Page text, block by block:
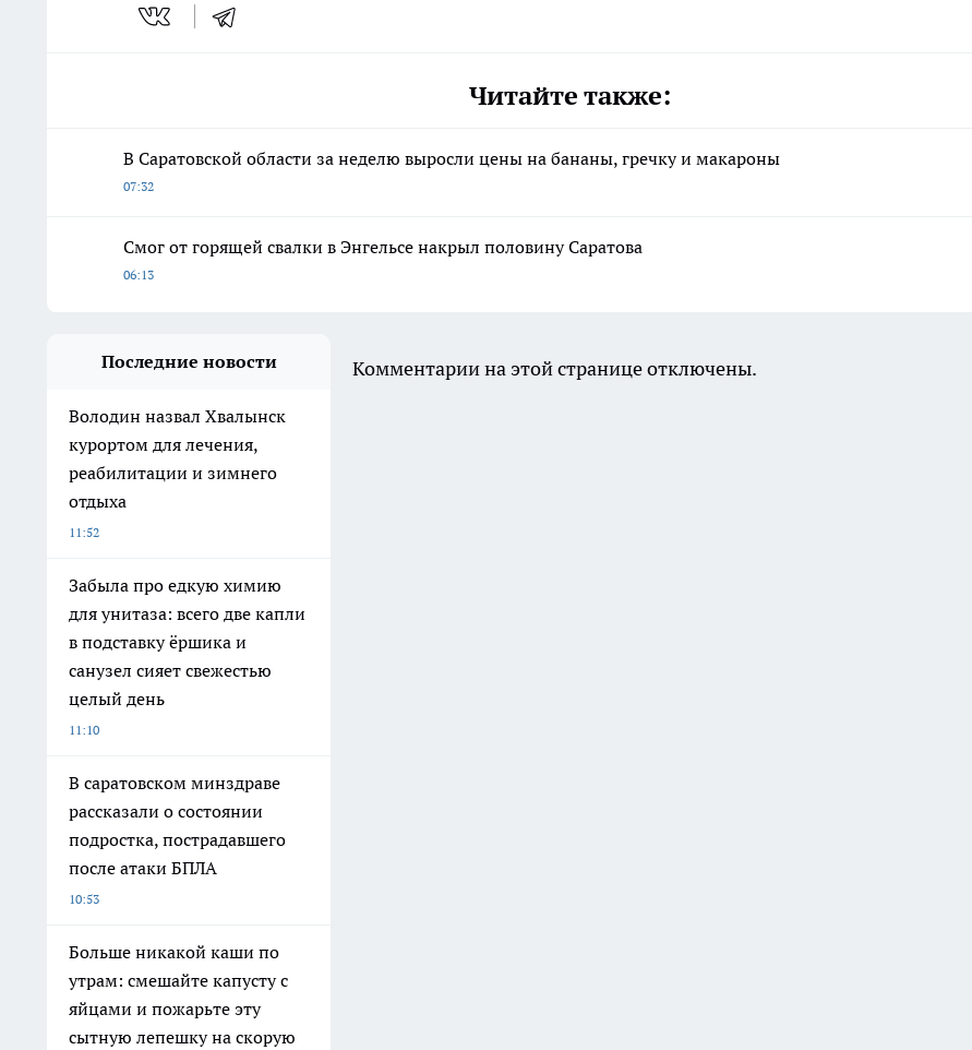
Читайте также:
В Саратовской области за неделю выросли цены на бананы, гречку и макароны
07:32
Смог от горящей свалки в Энгельсе накрыл половину Саратова
06:13
Последние новости
Володин назвал Хвалынск
курортом для лечения,
реабилитации и зимнего
отдыха
11:52
Забыла про едкую химию
для унитаза: всего две капли
в подставку ёршика и
санузел сияет свежестью
целый день
11:10
В саратовском минздраве
рассказали о состоянии
подростка, пострадавшего
после атаки БПЛА
10:53
Больше никакой каши по
утрам: смешайте капусту с
яйцами и пожарьте эту
сытную лепешку на скорую
Комментарии на этой странице отключены.